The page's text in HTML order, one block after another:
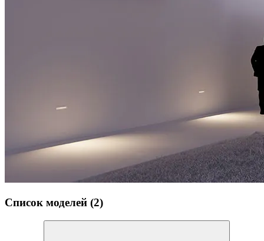
Список моделей (2)